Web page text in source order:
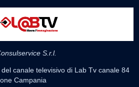
S.r.l.
canale televisivo di Lab Tv canale 84
Campania